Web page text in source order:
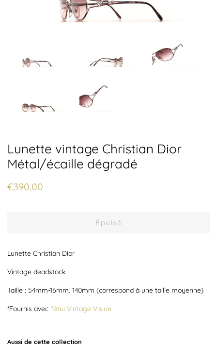
Lunette vintage Christian Dior
Métal/écaille dégradé
Prix
€390,00
Épuisé
Lunette Christian Dior
Vintage deadstock
Taille : 54mm-16mm. 140mm (correspond à une taille moyenne)
*Fournis avec l'étui Vintage Vision
Aussi de cette collection